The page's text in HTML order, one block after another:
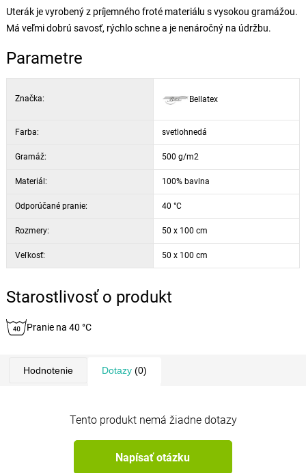
Uterák je vyrobený z príjemného froté materiálu s vysokou gramážou.
Má veľmi dobrú savosť, rýchlo schne a je nenáročný na údržbu.
Parametre
Značka: Bellatex
Farba: svetlohnedá
Gramáž: 500 g/m2
Materiál: 100% bavlna
Odporúčané pranie: 40 °C
Rozmery: 50 x 100 cm
Veľkosť: 50 x 100 cm
Starostlivosť o produkt
Pranie na 40 °C
Hodnotenie Dotazy(0)
Tento produkt nemá žiadne dotazy
Napísať otázku